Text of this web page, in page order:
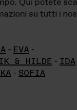
su tutti i
- EVA -
& HILDE - IDA
- SOFIA